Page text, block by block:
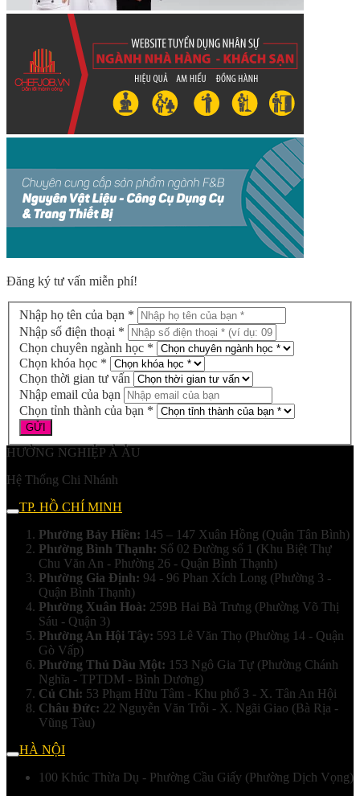
Đăng ký tư vấn miễn phí!
Nhập họ tên của bạn *
Nhập số điện thoại *
Chọn chuyên ngành học *
Chọn khóa học *
Chọn thời gian tư vấn
Nhập email của bạn
Chọn tỉnh thành của bạn *
HƯỚNG NGHIỆP Á ÂU
Hệ Thống Chi Nhánh
TP. HỒ CHÍ MINH
Phường Bảy Hiền: 145 – 147 Xuân Hồng (Quận Tân Bình)
Phường Bình Thạnh: Số 02 Đường số 1 (Khu Biệt Thự
Chu Văn An - Phường 26 - Quận Bình Thạnh)
Phường Gia Định: 94 - 96 Phan Xích Long (Phường 3 -
Quận Bình Thạnh)
Phường Xuân Hoà: 259B Hai Bà Trưng (Phường Võ Thị
Sáu - Quận 3)
Phường An Hội Tây: 593 Lê Văn Thọ (Phường 14 - Quận
Gò Vấp)
Phường Thủ Dầu Một: 153 Ngô Gia Tự (Phường Chánh
Nghĩa - TPTDM - Bình Dương)
Củ Chi: 53 Phạm Hữu Tâm - Khu phố 3 - X. Tân An Hội
Châu Đức: 22 Nguyễn Văn Trỗi - X. Ngãi Giao (Bà Rịa -
Vũng Tàu)
HÀ NỘI
100 Khúc Thừa Dụ - Phường Cầu Giấy (Phường Dịch Vọng)